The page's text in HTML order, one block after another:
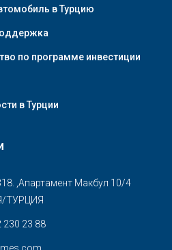
в Турцию
по программе инвестиции
в Турции
,Апартамент Макбул 10/4
ТУРЦИЯ
230 23 88